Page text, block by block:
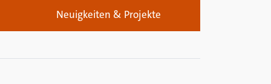
Neuigkeiten & Projekte